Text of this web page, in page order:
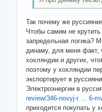
Так почему же
Чтобы самим не
запредельная логика?
динаму, для меня факт,
хохляндии и других,
поэтому у хохляндии
экспортирует в
Электроэнергии в
review/346-novyj-r … 6-
приходится покупать у